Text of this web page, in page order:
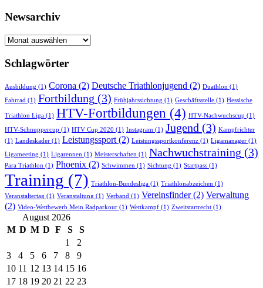
Newsarchiv
Newsarchiv
Schlagwörter
Ausbildung (1) Corona (2) Deutsche Triathlonjugend (2) Duathlon (1)
Fahrrad (1) Fortbildung (3) Frühjahrssichtung (1) Geschäftsstelle (1) Hessische
Triathlon Liga (1) HTV-Fortbildungen (4) HTV-Nachwuchscup (1)
HTV-Schnuppercup (1) HTV Cup 2020 (1) Instagram (1) Jugend (3) Kampfrichter
(1) Landeskader (1) Leistungssport(2) Leistungssportkonferenz (1) Ligamanager (1)
Ligameeting (1) Ligarennen (1) Meisterschaften (1) Nachwuchstraining (3)
Para Triathlon (1) Phoenix (2) Schwimmen (1) Sichtung (1) Startpass (1)
Training (7) Triathlon-Bundesliga (1) Triathlonabzeichen (1)
Veranstaltertag (1) Veranstaltung (1) Verband (1) Vereinsfinder(2) Verwaltung
(2) Video-Wettbewerb Mein Radparkour (1) Wettkampf (1) Zweitstartrecht (1)
August 2026
M D M D F S
S
1
2
3
4 5 6 7 8
9
10 11 12 13 14 15 16
17 18 19 20 21 22 23